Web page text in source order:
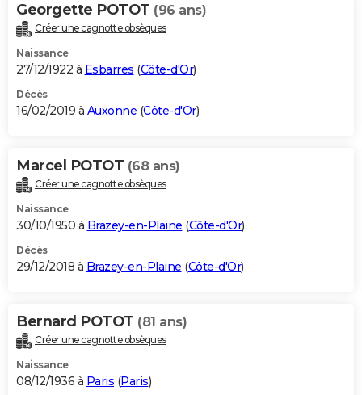
Georgette POTOT (96 ans)
Créer une cagnotte obsèques
Naissance
27/12/1922 à Esbarres (Côte-d'Or)
Décès
16/02/2019 à Auxonne (Côte-d'Or)
Marcel POTOT (68 ans)
Créer une cagnotte obsèques
Naissance
30/10/1950 à Brazey-en-Plaine (Côte-d'Or)
Décès
29/12/2018 à Brazey-en-Plaine (Côte-d'Or)
Bernard POTOT (81 ans)
Créer une cagnotte obsèques
Naissance
08/12/1936 à Paris (Paris)